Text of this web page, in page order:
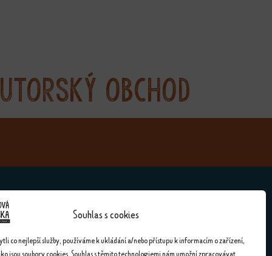
Souhlas s cookies
co nejlepší služby, používáme k ukládání a/nebo přístupu k informacím o zařízení,
obchod
Kontakty